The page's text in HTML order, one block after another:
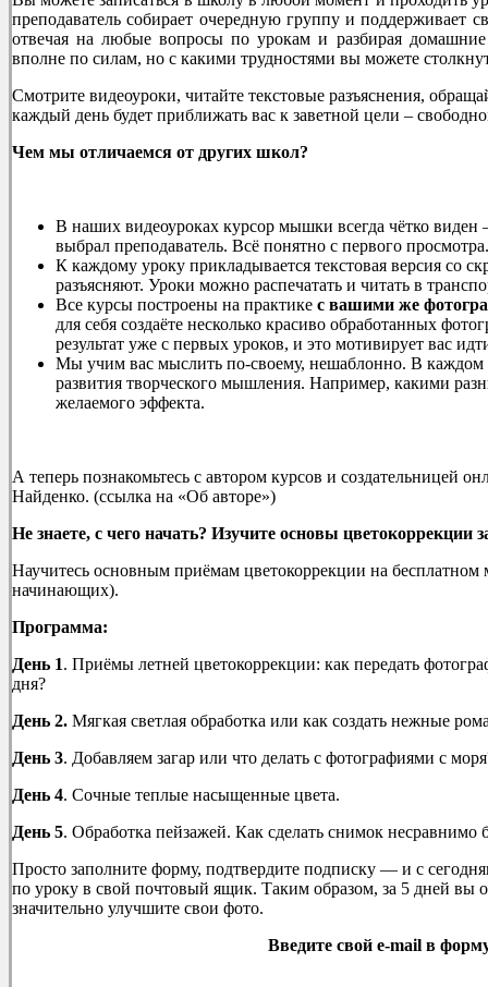
преподаватель собирает очередную группу и поддерживает
отвечая на любые вопросы по урокам и разбирая
вполне по силам, но с какими трудностями вы можете
Смотрите видеоуроки, читайте текстовые разъяснения,
каждый день будет приближать вас к заветной цели –
Чем мы отличаемся от других школ?
В наших видеоуроках курсор мышки всегда чётко
выбрал преподаватель. Всё понятно с первого просмотра.
К каждому уроку прикладывается текстовая версия со
разъясняют. Уроки можно распечатать и читать в
Все курсы построены на практике с вашими же
для себя создаёте несколько красиво обработанных
результат уже с первых уроков, и это мотивирует вас
Мы учим вас мыслить по-своему, нешаблонно. В каждом
развития творческого мышления. Например, какими
желаемого эффекта.
А теперь познакомьтесь с автором курсов и создательницей
Найденко. (ссылка на «Об авторе»)
Не знаете, с чего начать? Изучите основы цветокоррекции
Научитесь основным приёмам цветокоррекции на
начинающих).
Программа:
День 1. Приёмы летней цветокоррекции: как передать
дня?
День 2. Мягкая светлая обработка или как создать нежные
День 3. Добавляем загар или что делать с фотографиями с
День 4. Сочные теплые насыщенные цвета.
День 5. Обработка пейзажей. Как сделать снимок
Просто заполните форму, подтвердите подписку — и с
по уроку в свой почтовый ящик. Таким образом, за 5 дней вы
значительно улучшите свои фото.
Введите свой e-mail в